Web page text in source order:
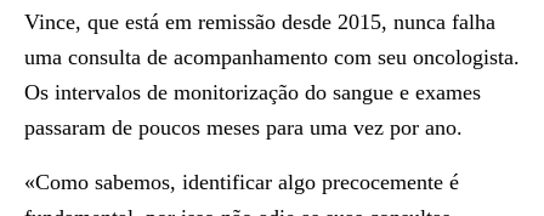
Vince, que está em remissão desde 2015, nunca falha
uma consulta de acompanhamento com seu oncologista.
Os intervalos de monitorização do sangue e exames
passaram de poucos meses para uma vez por ano.
«Como sabemos, identificar algo precocemente é